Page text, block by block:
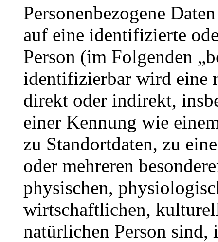
Personenbezogene
auf eine identifizierte
Person (im Folgenden
identifizierbar wird eine
direkt oder indirekt,
einer Kennung wie
zu Standortdaten, zu
oder mehreren
physischen,
wirtschaftlichen,
natürlichen Person